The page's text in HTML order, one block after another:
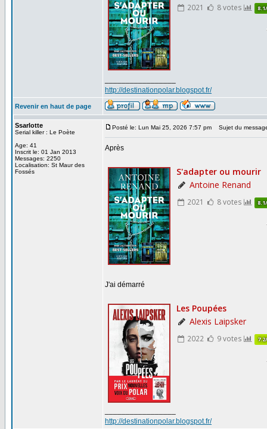
http://destinationpolar.blogspot.fr/
Revenir en haut de page
Ssarlotte
Serial killer : Le Poète
Age: 41
Inscrit le: 01 Jan 2013
Messages: 2250
Localisation: St Maur des
Fossés
Posté le: Lun Mai 25, 2026 7:57 pm Sujet du
Après
J'ai démarré
http://destinationpolar.blogspot.fr/